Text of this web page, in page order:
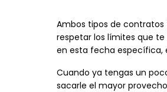
Ambos tipos de
respetar los límites que te
en esta fecha específica,
Cuando ya tengas un
sacarle el mayor